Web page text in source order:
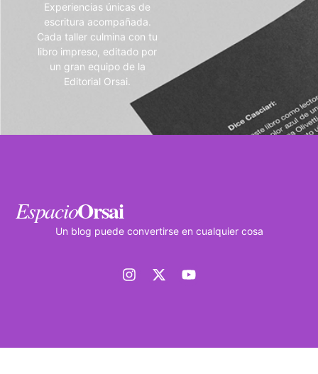
Experiencias únicas de
escritura acompañada.
Cada taller culmina con tu
libro impreso, editado por
un gran equipo de la
Editorial Orsai.
EspacioOrsai
Un blog puede convertirse en cualquier cosa